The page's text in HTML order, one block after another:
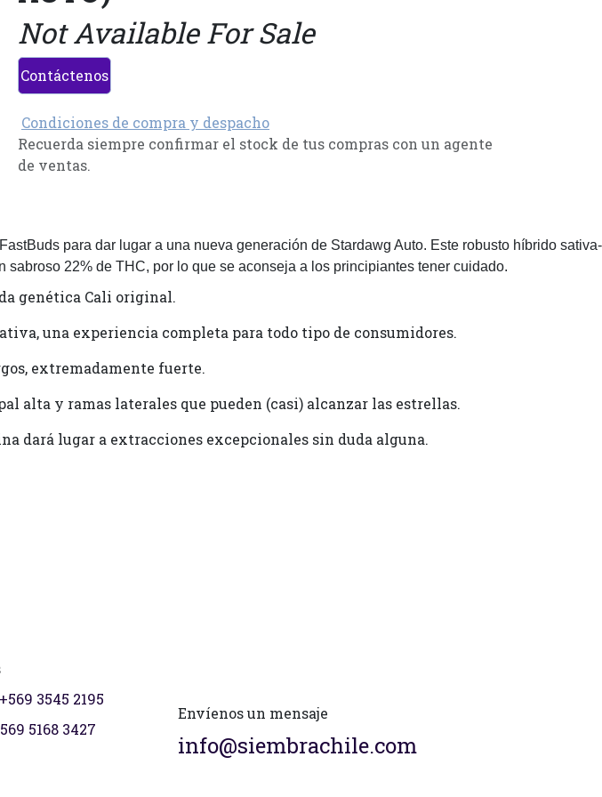
Not Available For Sale
Contáctenos
Condiciones de compra y despacho
Recuerda siempre confirmar el stock de tus compras con un agente
de ventas.
para dar lugar a una nueva generación de Stardawg Auto. Este robusto híbrido sativa-
22% de THC, por lo que se aconseja a los principiantes tener cuidado.
genética Cali original.
una experiencia completa para todo tipo de consumidores.
extremadamente fuerte.
alta y ramas laterales que pueden (casi) alcanzar las estrellas.
dará lugar a extracciones excepcionales sin duda alguna.
+569 3545 2195
5168 3427
Envíenos un mensaje
info@siembrachile.com